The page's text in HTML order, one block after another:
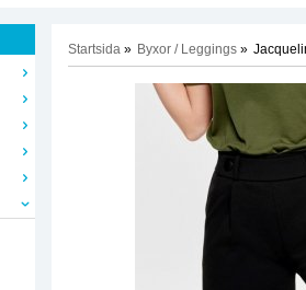
Startsida » Byxor / Leggings »